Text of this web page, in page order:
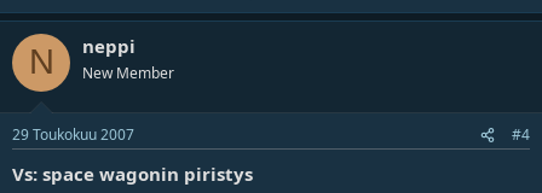
N neppi
New Member
29 Toukokuu 2007 #4
Vs: space wagonin piristys